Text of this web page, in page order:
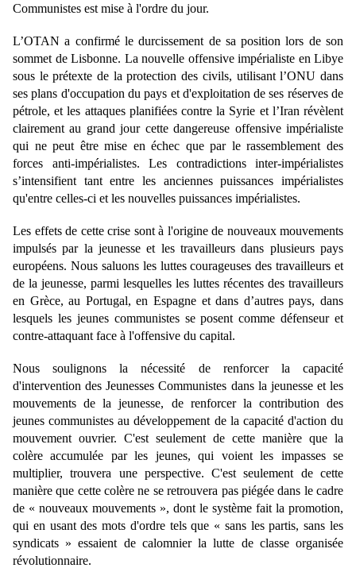
Communistes est mise à l'ordre du jour.
L’OTAN a confirmé le durcissement de sa position lors de son
sommet de Lisbonne. La nouvelle offensive impérialiste en Libye
sous le prétexte de la protection des civils, utilisant l’ONU dans
ses plans d'occupation du pays et d'exploitation de ses réserves de
pétrole, et les attaques planifiées contre la Syrie et l’Iran révèlent
clairement au grand jour cette dangereuse offensive impérialiste
qui ne peut être mise en échec que par le rassemblement des
forces anti-impérialistes. Les contradictions inter-impérialistes
s’intensifient tant entre les anciennes puissances impérialistes
qu'entre celles-ci et les nouvelles puissances impérialistes.
Les effets de cette crise sont à l'origine de nouveaux mouvements
impulsés par la jeunesse et les travailleurs dans plusieurs pays
européens. Nous saluons les luttes courageuses des travailleurs et
de la jeunesse, parmi lesquelles les luttes récentes des travailleurs
en Grèce, au Portugal, en Espagne et dans d’autres pays, dans
lesquels les jeunes communistes se posent comme défenseur et
contre-attaquant face à l'offensive du capital.
Nous soulignons la nécessité de renforcer la capacité
d'intervention des Jeunesses Communistes dans la jeunesse et les
mouvements de la jeunesse, de renforcer la contribution des
jeunes communistes au développement de la capacité d'action du
mouvement ouvrier. C'est seulement de cette manière que la
colère accumulée par les jeunes, qui voient les impasses se
multiplier, trouvera une perspective. C'est seulement de cette
manière que cette colère ne se retrouvera pas piégée dans le cadre
de « nouveaux mouvements », dont le système fait la promotion,
qui en usant des mots d'ordre tels que « sans les partis, sans les
syndicats » essaient de calomnier la lutte de classe organisée
révolutionnaire.